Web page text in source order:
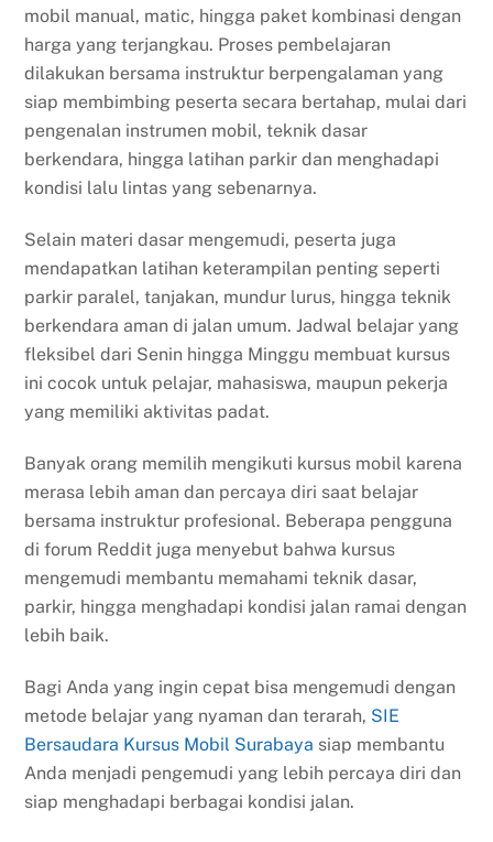
mobil manual, matic, hingga paket kombinasi dengan
harga yang terjangkau. Proses pembelajaran
dilakukan bersama instruktur berpengalaman yang
siap membimbing peserta secara bertahap, mulai dari
pengenalan instrumen mobil, teknik dasar
berkendara, hingga latihan parkir dan menghadapi
kondisi lalu lintas yang sebenarnya.
Selain materi dasar mengemudi, peserta juga
mendapatkan latihan keterampilan penting seperti
parkir paralel, tanjakan, mundur lurus, hingga teknik
berkendara aman di jalan umum. Jadwal belajar yang
fleksibel dari Senin hingga Minggu membuat kursus
ini cocok untuk pelajar, mahasiswa, maupun pekerja
yang memiliki aktivitas padat.
Banyak orang memilih mengikuti kursus mobil karena
merasa lebih aman dan percaya diri saat belajar
bersama instruktur profesional. Beberapa pengguna
di forum Reddit juga menyebut bahwa kursus
mengemudi membantu memahami teknik dasar,
parkir, hingga menghadapi kondisi jalan ramai dengan
lebih baik.
Bagi Anda yang ingin cepat bisa mengemudi dengan
metode belajar yang nyaman dan terarah, SIE
Bersaudara Kursus Mobil Surabaya siap membantu
Anda menjadi pengemudi yang lebih percaya diri dan
siap menghadapi berbagai kondisi jalan.